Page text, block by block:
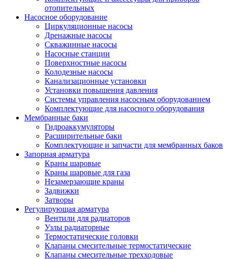
отопительных
Насосное оборудование
Циркуляционные насосы
Дренажные насосы
Скважинные насосы
Насосные станции
Поверхностные насосы
Колодезные насосы
Канализационные установки
Установки повышения давления
Системы управления насосным оборудованием
Комплектующие для насосного оборудования
Мембранные баки
Гидроаккумуляторы
Расширительные баки
Комплектующие и запчасти для мембранных баков
Запорная арматура
Краны шаровые
Краны шаровые для газа
Незамерзающие краны
Задвижки
Затворы
Регулирующая арматура
Вентили для радиаторов
Узлы радиаторные
Термостатические головки
Клапаны смесительные термостатические
Клапаны смесительные трехходовые